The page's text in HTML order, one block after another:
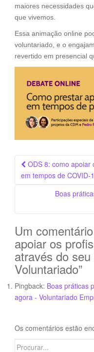
maiores necessidades
que vivemos.
Essa animação online
voluntariado, e o
revertido em presencial
Navegação
da
Postagem
ODS 8: como apoiar
em tempos de COVID-
Boas
Um
apoiar os
através do
Voluntariado”
Pingback: Boas práticas
agora - Voluntariado
Os comentários estão
Search